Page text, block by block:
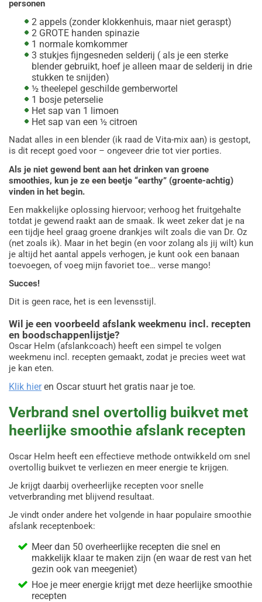
personen
2 appels (zonder klokkenhuis, maar niet geraspt)
2 GROTE handen spinazie
1 normale komkommer
3 stukjes fijngesneden selderij ( als je een sterke
blender gebruikt, hoef je alleen maar de selderij in drie
stukken te snijden)
½ theelepel geschilde gemberwortel
1 bosje peterselie
Het sap van 1 limoen
Het sap van een ½ citroen
Nadat alles in een blender (ik raad de Vita-mix aan) is gestopt,
is dit recept goed voor – ongeveer drie tot vier porties.
Lovgivningens indvirkning på
online casino reklame i
Danmark
I de seneste år er online casinoer blevet stadig mere populære
i Danmark. Dette skyldes delvis den øgede tilgængelighed af
online spilplatforme samt bekvemmeligheden ved at spille
hjemmefra. Men med den stigende popularitet af online
casinoer er der også opstået bekymring omkring den reklame,
der bruges til at promovere disse spilplatforme. Lovgivningen i
Danmark har derfor haft en betydelig indvirkning på online
misvisende.
1. Baggrund af online casino reklame i Danmark
Online casino reklame har altid været en vigtig del af
spilindustrien. Det er en måde for casinoerne at tiltrække nye
spillere og markedsføre deres tjenester. Før indførelsen af
lovgivning på området var der imidlertid ingen klare
håndteres. Dette førte til bekymring omkring misvisende
reklamer og risikoen for at tiltrække sårbare spillere.
For at imødegå disse bekymringer indførte den danske
regering i 2012 en ny lovgivning, der regulerer online casino
reklame. Loven har til formål at beskytte forbrugerne og sikre,
at reklamer er ærlige, retfærdige ogikke misvisende
reklame i Danmark.
Ifølge lovgivningen skal online casino reklamer være klare og
tydelige. De må ikke indeholde falske oplysninger eller
forsøge at vildlede forbrugerne. Reklamerne skal også
indeholde tydelige oplysninger om risici ved spil og ansvarligt
spil. Dette sikrer, at forbrugerne er informerede og kan træffe
Als je niet gewend bent aan het drinken van groene
smoothies, kun je ze een beetje “earthy” (groente-achtig)
vinden in het begin.
Een makkelijke oplossing hiervoor; verhoog het fruitgehalte
totdat je gewend raakt aan de smaak. Ik weet zeker dat je na
een tijdje heel graag groene drankjes wilt zoals die van Dr. Oz
(net zoals ik). Maar in het begin (en voor zolang als jij wilt) kun
je altijd het aantal appels verhogen, je kunt ook een banaan
toevoegen, of voeg mijn favoriet toe… verse mango!
Succes!
Dit is geen race, het is een levensstijl.
Wil je een voorbeeld afslank weekmenu incl. recepten
en boodschappenlijstje?
Oscar Helm (afslankcoach) heeft een simpel te volgen
weekmenu incl. recepten gemaakt, zodat je precies weet wat
je kan eten.
Klik hieren Oscar stuurt het gratis naar je toe.
Verbrand snel overtollig buikvet met
heerlijke smoothie afslank recepten
Oscar Helm heeft een effectieve methode ontwikkeld om snel
overtollig buikvet te verliezen en meer energie te krijgen.
Je krijgt daarbij overheerlijke recepten voor snelle
vetverbranding met blijvend resultaat.
Je vindt onder andere het volgende in haar populaire smoothie
afslank receptenboek:
Meer dan 50 overheerlijke recepten die snel en
makkelijk klaar te maken zijn (en waar de rest van het
gezin ook van meegeniet)
Hoe je meer energie krijgt met deze heerlijke smoothie
recepten